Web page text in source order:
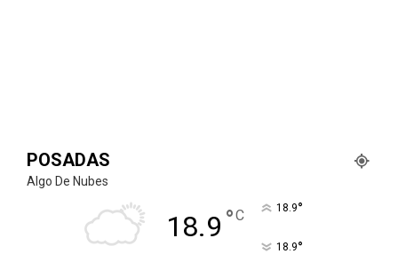
POSADAS
Algo De Nubes
18.9 °C 18.9°
18.9°